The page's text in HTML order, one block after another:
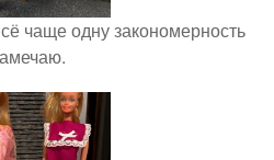
чаще одну закономерность